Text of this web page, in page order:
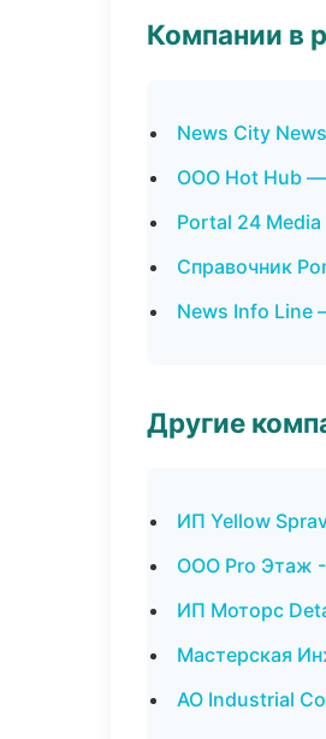
Компании в
News City
ООО Hot Hub —
Portal 24
Справочник
News Info Line
Другие
ИП Yellow
ООО Pro Этаж -
ИП Моторс
Мастерская
АО Industrial